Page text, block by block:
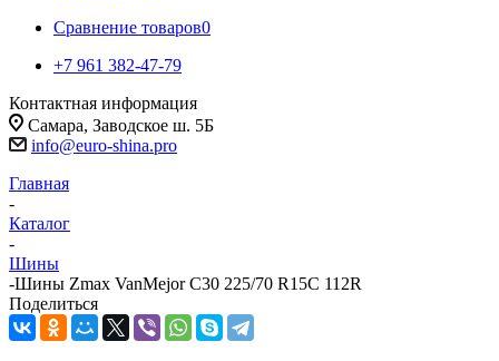
Сравнение товаров0
+7 961 382-47-79
Контактная информация
Самара, Заводское ш. 5Б
info@euro-shina.pro
Главная
-
Каталог
-
Шины
-Шины Zmax VanMejor C30 225/70 R15C 112R
Поделиться